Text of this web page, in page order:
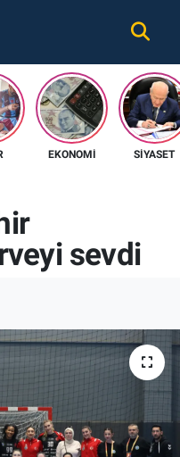
EKONOMI SIYASET
sevdi
Fikstür